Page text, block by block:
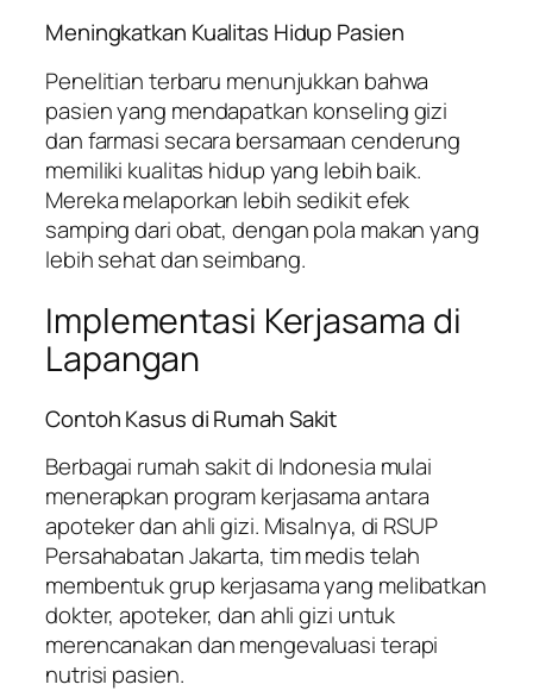
Meningkatkan Kualitas Hidup Pasien
Penelitian terbaru menunjukkan bahwa
pasien yang mendapatkan konseling gizi
dan farmasi secara bersamaan cenderung
memiliki kualitas hidup yang lebih baik.
Mereka melaporkan lebih sedikit efek
samping dari obat, dengan pola makan yang
lebih sehat dan seimbang.
Implementasi Kerjasama di
Lapangan
Contoh Kasus di Rumah Sakit
Berbagai rumah sakit di Indonesia mulai
menerapkan program kerjasama antara
apoteker dan ahli gizi. Misalnya, di RSUP
Persahabatan Jakarta, tim medis telah
membentuk grup kerjasama yang melibatkan
dokter, apoteker, dan ahli gizi untuk
merencanakan dan mengevaluasi terapi
nutrisi pasien.